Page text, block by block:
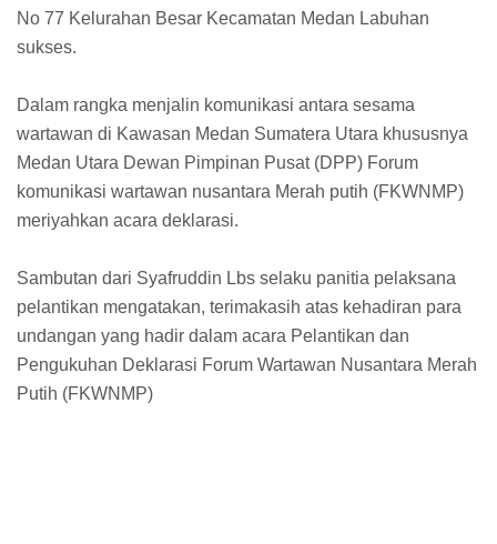
No 77 Kelurahan Besar Kecamatan Medan Labuhan
sukses.
Dalam rangka menjalin komunikasi antara sesama
wartawan di Kawasan Medan Sumatera Utara khususnya
Medan Utara Dewan Pimpinan Pusat (DPP) Forum
komunikasi wartawan nusantara Merah putih (FKWNMP)
meriyahkan acara deklarasi.
Sambutan dari Syafruddin Lbs selaku panitia pelaksana
pelantikan mengatakan, terimakasih atas kehadiran para
undangan yang hadir dalam acara Pelantikan dan
Pengukuhan Deklarasi Forum Wartawan Nusantara Merah
Putih (FKWNMP)